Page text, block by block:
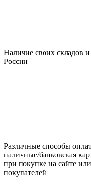
Наличие своих складов
России
Различные способы
наличные/банковская
при покупке на сайте
покупателей